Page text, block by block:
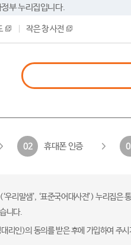
부 누리집입니다.
작은 창 사전
02 휴대폰 인증
우리말샘’, ‘표준국어대사전’) 누리집
니다.
리인)의 동의를 받은 후에 가입하여 주